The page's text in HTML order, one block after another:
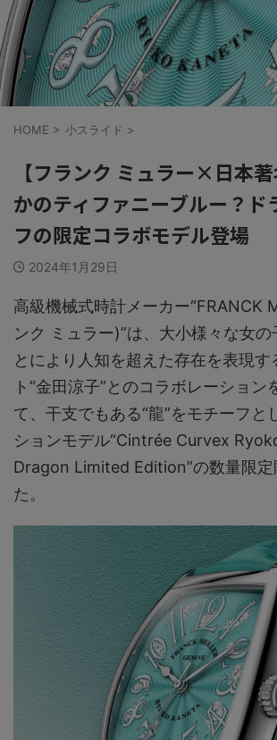
HOME > 小スライド >
【フランク ミュラー×日本
かのティファニーブルー？ド
フの限定コラボモデル登場
2024年1月29日
高級機械式時計メーカー“FRANCK
ンク ミュラー)”は、大小様々な女の
とにより人知を超えた存在を表現す
ト“金田涼子”とのコラボレーション
て、干支でもある“龍”をモチーフと
ションモデル“Cintrée Curvex
Dragon Limited Edition”の数量限定
た。